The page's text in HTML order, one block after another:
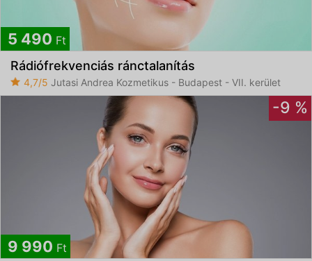
5 490 Ft
Rádiófrekvenciás ránctalanítás
4,7/5 Jutasi Andrea Kozmetikus - Budapest - VII. kerület
-9 %
9 990 Ft